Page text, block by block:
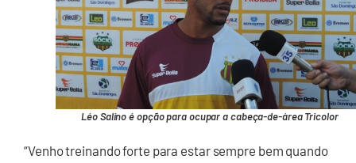
Léo Salino é opção para ocupar a cabeça-de-área Tricolor
“Venho treinando forte para estar sempre bem quando